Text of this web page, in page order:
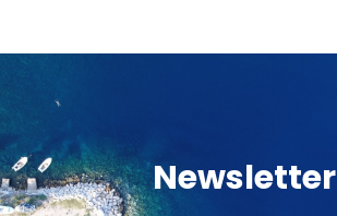
Newsletter